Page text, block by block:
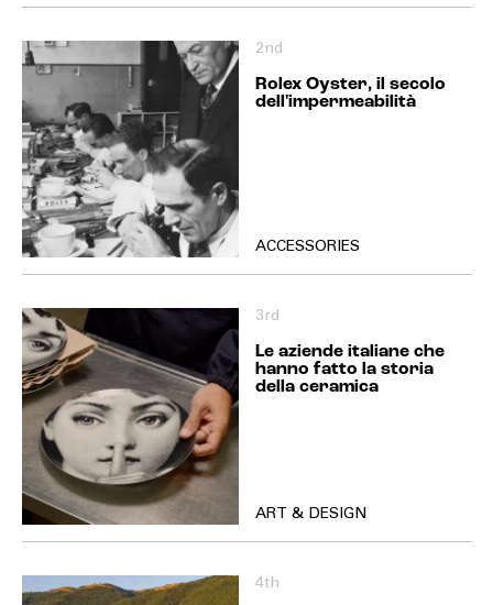
2nd
Rolex Oyster, il secolo
dell'impermeabilità
ACCESSORIES
3rd
Le aziende italiane che
hanno fatto la storia
della ceramica
ART & DESIGN
4th